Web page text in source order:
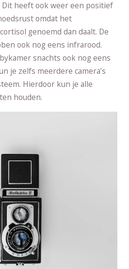
Dit heeft ook weer een positief
omdat het
genoemd dan daalt. De
ook nog eens infrarood.
snachts ook nog eens
je zelfs meerdere camera’s
Hierdoor kun je alle
houden.